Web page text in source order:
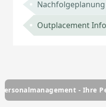
Outplacement
- Ihre